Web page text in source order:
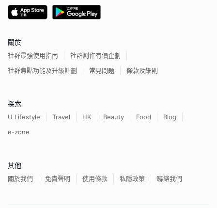
關於
社群最強使用指南
社群創作有價企劃
社群焦點功能及升級計劃
常見問題 條款及細則
探索
U Lifestyle Travel HK Beauty Food
Blog
e-zone
其他
關於我們 免責聲明 使用條款 私隱政策 聯絡我們